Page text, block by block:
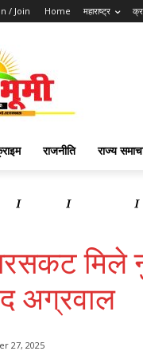
/ Join Home महाराष्ट्र
राजनीति राज्य
अग्रवाल
27, 2025